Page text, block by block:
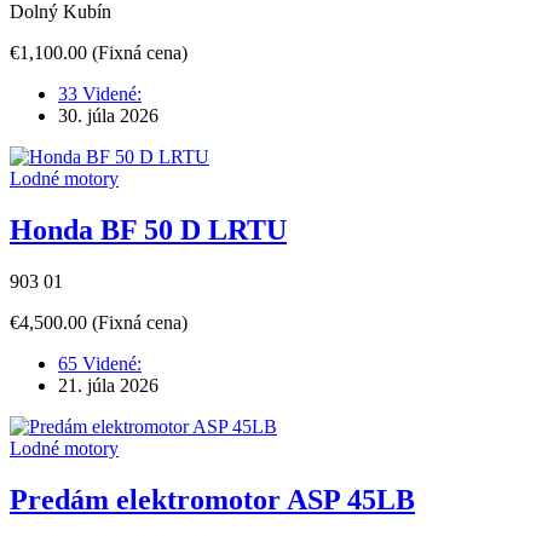
Dolný Kubín
€1,100.00 (Fixná cena)
33 Videné:
30. júla 2026
Lodné motory
Honda BF 50 D LRTU
903 01
€4,500.00 (Fixná cena)
65 Videné:
21. júla 2026
Lodné motory
Predám elektromotor ASP 45LB